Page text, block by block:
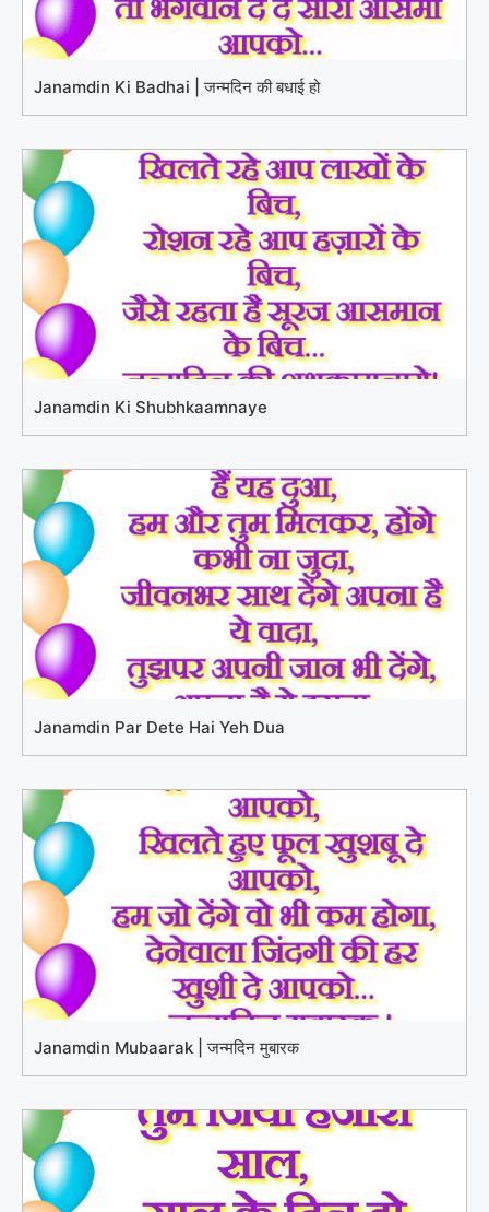
Janamdin Ki Badhai | जन्मदिन की बधाई हो
Janamdin Ki Shubhkaamnaye
Janamdin Par Dete Hai Yeh Dua
Janamdin Mubaarak | जन्मदिन मुबारक